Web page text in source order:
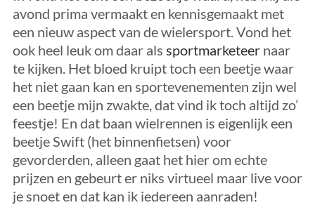
avond prima vermaakt en kennisgemaakt met
een nieuw aspect van de wielersport. Vond het
ook heel leuk om daar als sportmarketeer naar
te kijken. Het bloed kruipt toch een beetje waar
het niet gaan kan en sportevenementen zijn wel
een beetje mijn zwakte, dat vind ik toch altijd zo’
feestje! En dat baan wielrennen is eigenlijk een
beetje Swift (het binnenfietsen) voor
gevorderden, alleen gaat het hier om echte
prijzen en gebeurt er niks virtueel maar live voor
je snoet en dat kan ik iedereen aanraden!